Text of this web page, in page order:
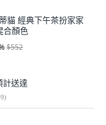
貓 經典下午茶扮家家
合顏色
$552
計送達
)